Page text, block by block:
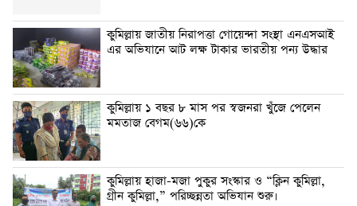
কুমিল্লায় জাতীয় নিরাপত্তা গোয়েন্দা সংস্থা এনএসআই
এর অভিযানে আট লক্ষ টাকার ভারতীয় পন্য উদ্ধার
কুমিল্লায় ১ বছর ৮ মাস পর স্বজনরা খুঁজে পেলেন
মমতাজ বেগম(৬৬)কে
কুমিল্লায় হাজা-মজা পুকুর সংস্কার ও “ক্লিন কুমিল্লা,
গ্রীন কুমিল্লা,” পরিচ্ছন্নতা অভিযান শুরু।